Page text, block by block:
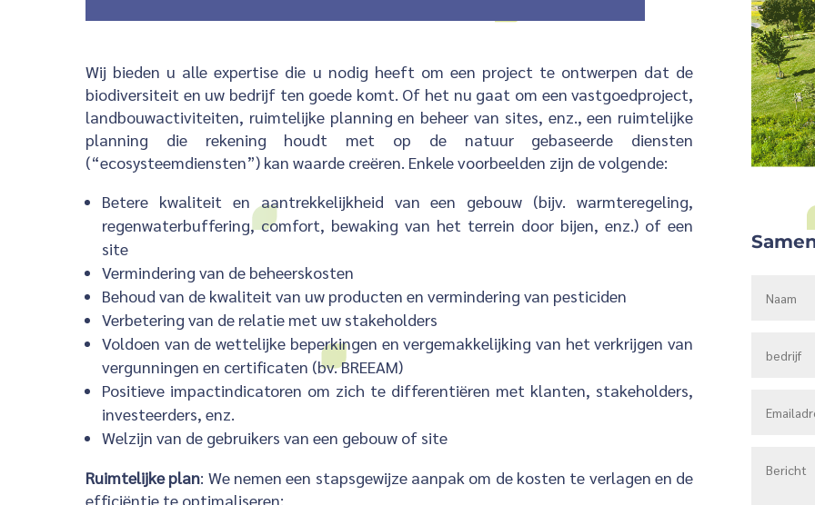
Wij bieden u alle expertise die u nodig heeft om een project te ontwerpen dat de
biodiversiteit en uw bedrijf ten goede komt. Of het nu gaat om een vastgoedproject,
landbouwactiviteiten, ruimtelijke planning en beheer van sites, enz., een ruimtelijke
planning die rekening houdt met op de natuur gebaseerde diensten
(“ecosysteemdiensten”) kan waarde creëren. Enkele voorbeelden zijn de volgende:
Betere kwaliteit en aantrekkelijkheid van een gebouw (bijv. warmteregeling,
regenwaterbuffering, comfort, bewaking van het terrein door bijen, enz.) of een
site
Vermindering van de beheerskosten
Behoud van de kwaliteit van uw producten en vermindering van pesticiden
Verbetering van de relatie met uw stakeholders
Voldoen van de wettelijke beperkingen en vergemakkelijking van het verkrijgen van
vergunningen en certificaten (bv. BREEAM)
Positieve impactindicatoren om zich te differentiëren met klanten, stakeholders,
investeerders, enz.
Welzijn van de gebruikers van een gebouw of site
Ruimtelijke plan: We nemen een stapsgewijze aanpak om de kosten te verlagen en de
efficiëntie te optimaliseren: